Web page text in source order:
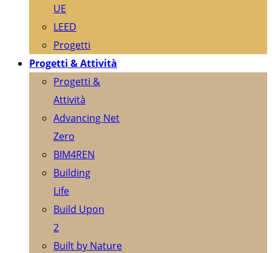
UE
LEED
Progetti
Progetti & Attività
Progetti &
Attività
Advancing Net
Zero
BIM4REN
Building
Life
Build Upon
2
Built by Nature